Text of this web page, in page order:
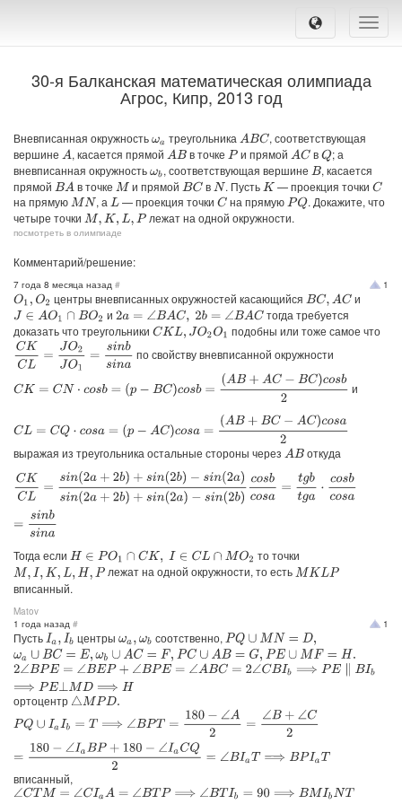
Toggle
30-я Балканская математическая олимпиада
Агрос, Кипр, 2013 год
Вневписанная окружностьωa треугольника ABC , соответствующая
вершине A , касается прямой AB в точке Pи прямой AC вQ; а
вневписанная окружностьωb, соответствующая вершине B , касается
прямой BA в точке M и прямой BC вN . ПустьK — проекция точки C
на прямуюMN , а L — проекция точкиC на прямуюPQ . Докажите, что
четыре точки M,K,L,P лежат на одной окружности.
посмотреть в олимпиаде
Комментарий/решение:
1
7 года 8 месяца назад #
O1O2 центры вневписанных окружностей касающийся BC,AC
и
J∈A O1∩B O2 и 2a=∠ BAC,2b= ∠B AC
тогда требуется
доказать что треугольники CKL,JO2O1
подобны или тоже самое что
CKC O2JO1 nbsina по свойству вневписанной окружности
C
co o + A osb2
и
C co s o A B+ osa2
выражая из треугольника остальные стороны через AB откуда
CKCL n(2a+2b )+s in(2 b)−sin(2a)s n( 2a+2b)+s n(2a) (2b) sbcos
Тогда если H∈P O1∩C K, I∈CL ∩M O 2
то точки
M,I,K,L,H,P лежат на одной окружности, то естьMKLP
вписанный.
Matov
1
1 года назад #
ПустьIa,Ib центрыωa,ωb соотственно, PQ∪ M N=D,
ωa ∪BC=E ,ω b∪AC= F, PC∪AB=G, PE∪ MF=H.
2∠BPE=∠B EP+∠BPE= ∠ABC= 2∠ CBIb⟹PE ∥BIb⟹PE ⊥MD ⟹H
ортоцентр △MPD.
PQ∪ I a b T ∠B 180−∠A2 B+∠ C2=180 IaBP+180−
вписанный,
∠CTM=∠C aA=∠BT P⟹∠BTIb =90⟹BMIbN T